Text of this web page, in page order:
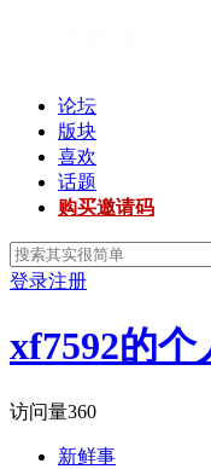
论坛
版块
喜欢
话题
购买邀请码
登录注册
xf7592的个
访问量360
新鲜事